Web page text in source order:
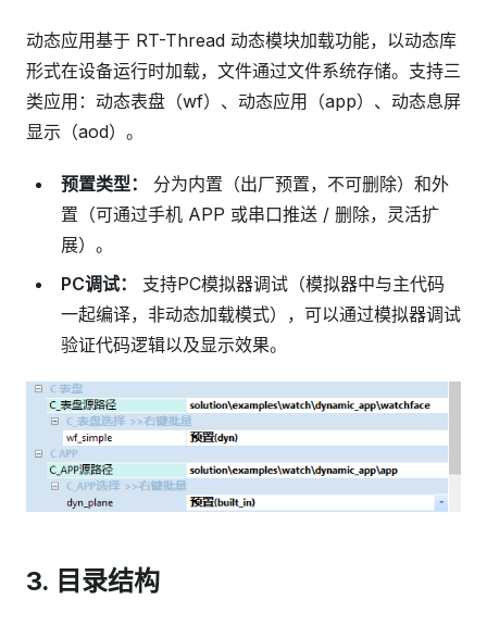
动态应用基于 RT-Thread 动态模块加载功能，以动态库
形式在设备运行时加载，文件通过文件系统存储。支持三
类应用：动态表盘（wf）、动态应用（app）、动态息屏
显示（aod）。
预置类型：
分为内置（出厂预置，不可删除）和外
置（可通过手机 APP 或串口推送 / 删除，灵活扩
展）。
PC调试：
支持PC模拟器调试（模拟器中与主代码
一起编译，非动态加载模式），可以通过模拟器调试
验证代码逻辑以及显示效果。
3. 目录结构